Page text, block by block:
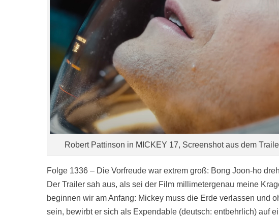
Robert Pattinson in MICKEY 17, Screenshot aus dem
Folge 1336 – Die Vorfreude war extrem groß: Bong Joon-ho
Der Trailer sah aus, als sei der Film millimetergenau meine
beginnen wir am Anfang: Mickey muss die Erde verlassen und
sein, bewirbt er sich als Expendable (deutsch: entbehrlich) auf